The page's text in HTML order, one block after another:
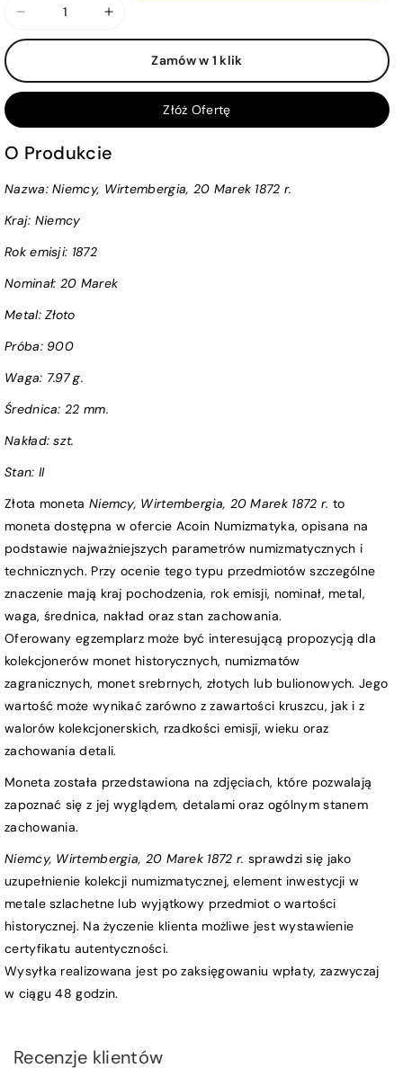
Zmniejsz
ilość
Niemcy,
20
Marek
r.
Zwiększ
ilość
Niemcy,
Wirtembergia,
20
Marek
r.
Zamów w 1 klik
Złóż Ofertę
O Produkcie
Nazwa: Niemcy, Wirtembergia, 20 Marek 1872 r.
Kraj: Niemcy
Rok emisji: 1872
Nominał: 20 Marek
Metal: Złoto
Próba: 900
Waga: 7.97 g.
Średnica: 22 mm.
Nakład: szt.
Stan: II
Złota moneta Niemcy, Wirtembergia, 20 Marek 1872 r. to
moneta dostępna w ofercie Acoin Numizmatyka, opisana na
podstawie najważniejszych parametrów numizmatycznych i
technicznych. Przy ocenie tego typu przedmiotów szczególne
znaczenie mają kraj pochodzenia, rok emisji, nominał, metal,
waga, średnica, nakład oraz stan zachowania.
Oferowany egzemplarz może być interesującą propozycją dla
kolekcjonerów monet historycznych, numizmatów
zagranicznych, monet srebrnych, złotych lub bulionowych. Jego
wartość może wynikać zarówno z zawartości kruszcu, jak i z
walorów kolekcjonerskich, rzadkości emisji, wieku oraz
zachowania detali.
Moneta została przedstawiona na zdjęciach, które pozwalają
zapoznać się z jej wyglądem, detalami oraz ogólnym stanem
zachowania.
Niemcy, Wirtembergia, 20 Marek 1872 r. sprawdzi się jako
uzupełnienie kolekcji numizmatycznej, element inwestycji w
metale szlachetne lub wyjątkowy przedmiot o wartości
historycznej. Na życzenie klienta możliwe jest wystawienie
certyfikatu autentyczności.
Wysyłka realizowana jest po zaksięgowaniu wpłaty, zazwyczaj
w ciągu 48 godzin.
Recenzje klientów